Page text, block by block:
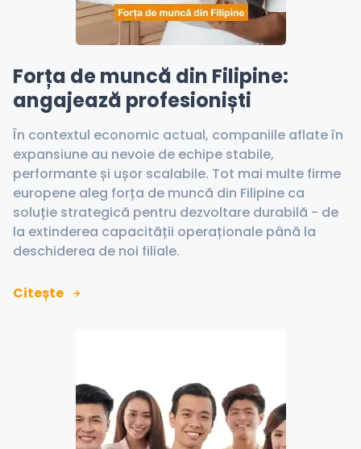
Forța de muncă din Filipine:
angajează profesioniști
În contextul economic actual, companiile aflate în
expansiune au nevoie de echipe stabile,
performante și ușor scalabile. Tot mai multe firme
europene aleg forța de muncă din Filipine ca
soluție strategică pentru dezvoltare durabilă - de
la extinderea capacității operaționale până la
deschiderea de noi filiale.
Citește